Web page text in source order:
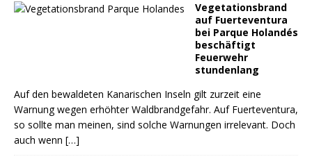
Vegetationsbrand
auf Fuerteventura
bei Parque Holandés
beschäftigt
Feuerwehr
stundenlang
Auf den bewaldeten Kanarischen Inseln gilt zurzeit eine
Warnung wegen erhöhter Waldbrandgefahr. Auf Fuerteventura,
so sollte man meinen, sind solche Warnungen irrelevant. Doch
auch wenn […]